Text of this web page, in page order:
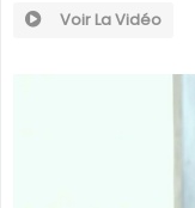
Voir La Vidéo